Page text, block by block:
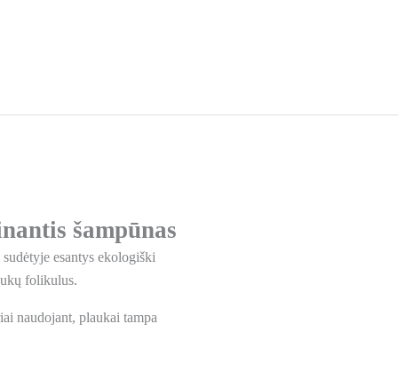
šampūnas
esantys ekologiški
folikulus.
naudojant, plaukai tampa